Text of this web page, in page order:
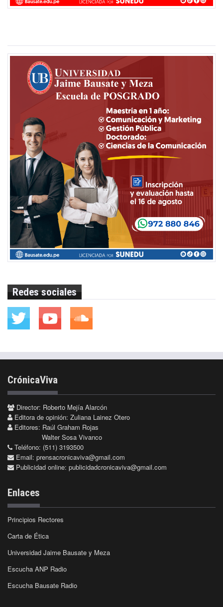
Redes sociales
CrónicaViva
Director: Roberto Mejía Alarcón
Editora de opinión: Zuliana Lainez Otero
Editores: Raúl Graham Rojas
Walter Sosa Vivanco
Teléfono: (511) 3193500
Email: prensacronicaviva@gmail.com
Publicidad online: publicidadcronicaviva@gmail.com
Enlaces
Principios Rectores
Carta de Ética
Universidad Jaime Bausate y Meza
Escucha ANP Radio
Escucha Bausate Radio